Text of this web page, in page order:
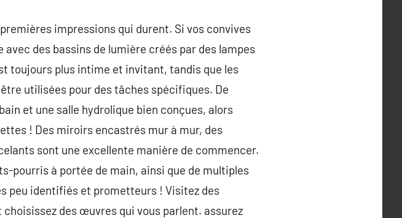
impressions qui durent. Si vos convives
des bassins de lumière créés par des lampes
toujours plus intime et invitant, tandis que les
utilisées pour des tâches spécifiques. De
et une salle hydrolique bien conçues, alors
! Des miroirs encastrés mur à mur, des
sont une excellente manière de commencer.
pourris à portée de main, ainsi que de multiples
peu identifiés et prometteurs ! Visitez des
choisissez des œuvres qui vous parlent. assurez